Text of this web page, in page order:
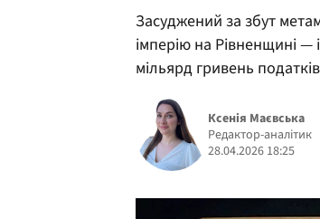
Засуджений за збут
імперію на Рівненщині —
мільярд гривень податків
Ксенія Маєвська
Редактор-аналітик
28.04.2026 18:25